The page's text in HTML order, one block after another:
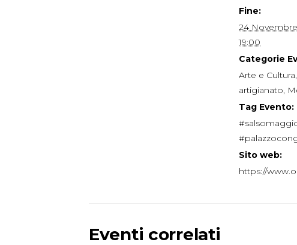
Fine:
24
19:00
Categorie
Arte e Cultura,
artigianato,
Tag Evento:
Sito web:
https://
Eventi correlati